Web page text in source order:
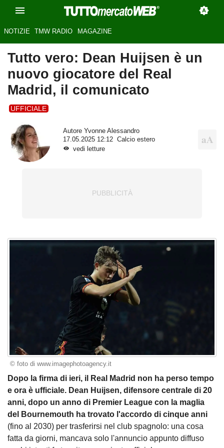
NOTIZIE TMW RADIO MAGAZINE
Tutto vero: Dean Huijsen è un
nuovo giocatore del Real
Madrid, il comunicato
UFFICIALE
Autore Yvonne Alessandro
17.05.2025 12:12
Calcio estero
vedi letture
© foto di www.imagephotoagency.it
Dopo la firma di ieri, il Real Madrid non ha perso tempo
e ora è ufficiale. Dean Huijsen, difensore centrale di 20
anni, dopo un anno di Premier League con la maglia
del Bournemouth ha trovato l'accordo di cinque anni
(fino al 2030) per trasferirsi nel club spagnolo: una cosa
fatta da giorni, mancava solo l'annuncio appunto diffuso